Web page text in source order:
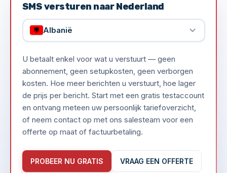
SMS versturen naar Nederland
Albanië
U betaalt enkel voor wat u verstuurt — geen
abonnement, geen setupkosten, geen verborgen
kosten. Hoe meer berichten u verstuurt, hoe lager
de prijs per bericht. Start met een gratis testaccount
en ontvang meteen uw persoonlijk tariefoverzicht,
of neem contact op met ons salesteam voor een
offerte op maat of factuurbetaling.
PROBEER NU GRATIS VRAAG EEN OFFERTE